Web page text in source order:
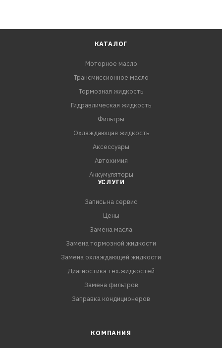
КАТАЛОГ
Моторное масло
Трансмиссионное масло
Тормозная жидкость
Гидравлическая жидкость
Фильтры
Охлаждающая жидкость
Аксессуары
Автохимия
Аккумуляторы
УСЛУГИ
Запись на сервис
Цены
Замена масла
Замена тормозной жидкости
Замена охлаждающей жидкости
Диагностика тех.жидкостей
Замена фильтров
Заправка кондиционеров
КОМПАНИЯ